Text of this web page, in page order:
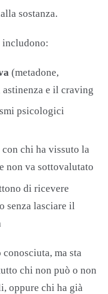
sostanza.
includono:
(metadone,
e il craving
psicologici
chi ha vissuto la
non va sottovalutato
di ricevere
senza lasciare il
ma sta
chi non può o non
oppure chi ha già